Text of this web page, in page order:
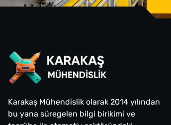
Karakaş Mühendislik olarak 2014 yılından
bu yana süregelen bilgi birikimi ve